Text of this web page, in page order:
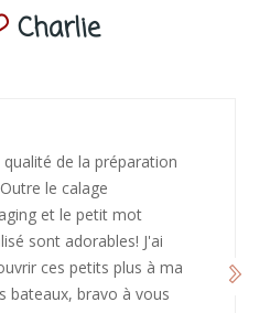
Charlie
paquet votre message est
Je ne manquerai pas
vous. Bonne
à vous.